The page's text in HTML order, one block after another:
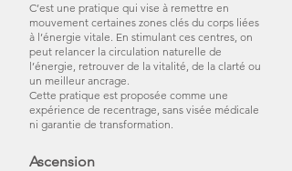
C’est une pratique qui vise à remettre en
mouvement certaines zones clés du corps liées
à l’énergie vitale. En stimulant ces centres, on
peut relancer la circulation naturelle de
l’énergie, retrouver de la vitalité, de la clarté ou
un meilleur ancrage.
Cette pratique est proposée comme une
expérience de recentrage, sans visée médicale
ni garantie de transformation.
Ascension